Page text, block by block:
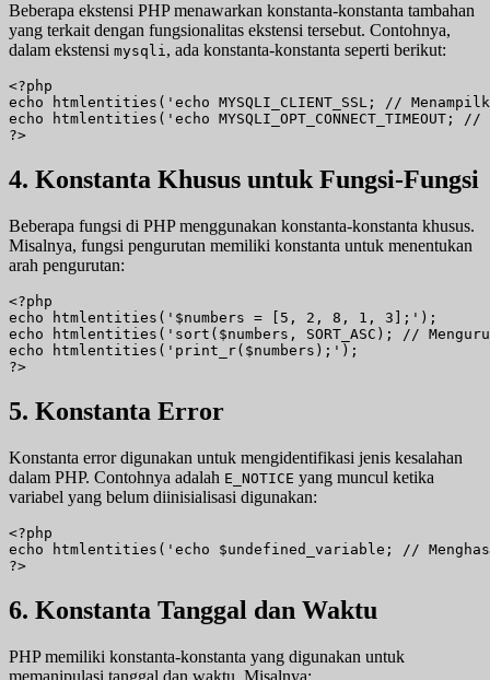
Beberapa ekstensi PHP menawarkan konstanta-konstanta tambahan
yang terkait dengan fungsionalitas ekstensi tersebut. Contohnya,
dalam ekstensi mysqli, ada konstanta-konstanta seperti berikut:
<?php
echo htmlentities('echo MYSQLI_CLIENT_SSL; //
echo htmlentities('echo
?>
4. Konstanta Khusus untuk Fungsi-Fungsi
Beberapa fungsi di PHP menggunakan konstanta-konstanta khusus.
Misalnya, fungsi pengurutan memiliki konstanta untuk menentukan
arah pengurutan:
<?php
echo htmlentities('$numbers = [5, 2, 8, 1, 3];');
echo htmlentities('sort($numbers, SORT_ASC); //
echo htmlentities('print_r($numbers);');
?>
5. Konstanta Error
Konstanta error digunakan untuk mengidentifikasi jenis kesalahan
dalam PHP. Contohnya adalah E_NOTICE yang muncul ketika
variabel yang belum diinisialisasi digunakan:
<?php
echo htmlentities('echo $undefined_variable; //
?>
6. Konstanta Tanggal dan Waktu
PHP memiliki konstanta-konstanta yang digunakan untuk
memanipulasi tanggal dan waktu. Misalnya: